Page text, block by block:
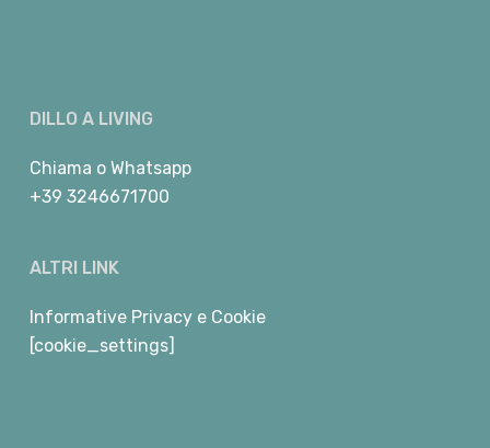
DILLO A LIVING
Chiama o Whatsapp
+39 3246671700
ALTRI LINK
Informative Privacy e Cookie
[cookie_settings]